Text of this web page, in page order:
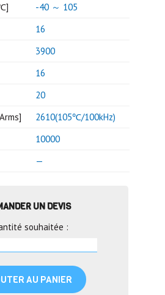
-40 ～ 105
16
3900
16
20
2610(105℃/100kHz)
10000
—
UN DEVIS
souhaitée :
AU PANIER